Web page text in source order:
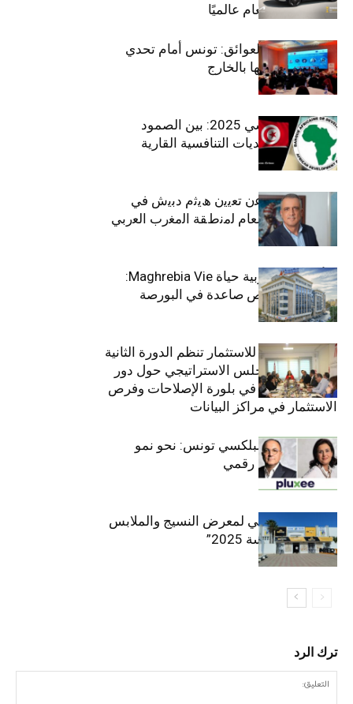
بلقب سيارة العام عالميًا
بين الطموح والعوائق: تونس أمام تحدي
استعادة كفاءاتها بالخارج
الاقتصاد التونسي 2025: بين الصمود
الاجتماعي وتحديات التنافسية القارية
ﺗﯾﺗرا ﺑﺎك ﺗﻌﻠن ﻋن ﺗﻌﯾﯾن ھﯾﺛم دﺑﯾش ﻓﻲ
ﻣﻧﺻب اﻟﻣدﯾر اﻟﻌﺎم ﻟﻣﻧطﻘﺔ اﻟﻣﻐرب اﻟﻌرﺑﻲ
وﻏرب أﻓرﯾﻘﯾﺎ
التأمينات المغربية حياة Maghrebia Vie:
فاعل رائد بفرص صاعدة في البورصة
(+34.8%)
الهيئة التونسية للاستثمار تنظم الدورة الثانية
والعشرين للمجلس الاستراتيجي حول دور
القطاع الخاص في بلورة الإصلاحات وفرص
الاستثمار في مراكز البيانات
قيادة مزدوجة لبلكسي تونس: نحو نمو
متسارع وتحول رقمي
الافتتاح الرسمي لمعرض النسيج والملابس
“إنترتكس سوسة 2025”
ترك الرد